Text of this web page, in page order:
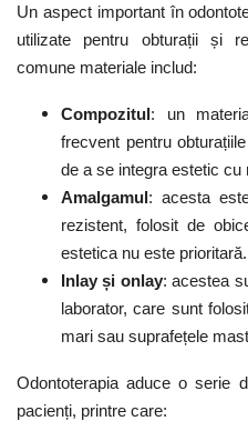
Un aspect important în
utilizate pentru obturații și
comune materiale includ:
Compozitul: un
frecvent pentru
de a se integra estetic cu
Amalgamul: acesta
rezistent, folosit de
estetica nu este prioritară.
Inlay și onlay: acestea
laborator, care sunt
mari sau suprafețele
Odontoterapia aduce o serie
pacienți, printre care: